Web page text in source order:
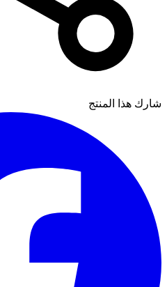
شارك هذا المنتج